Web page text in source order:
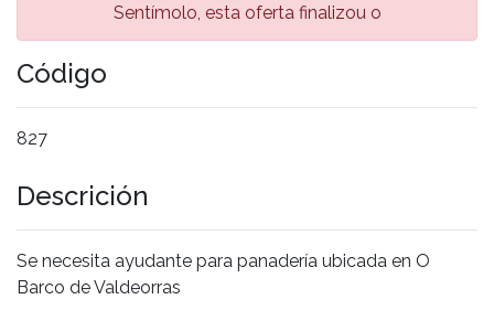
Sentímolo, esta oferta finalizou o
Código
827
Descrición
Se necesita ayudante para panadería ubicada en O
Barco de Valdeorras